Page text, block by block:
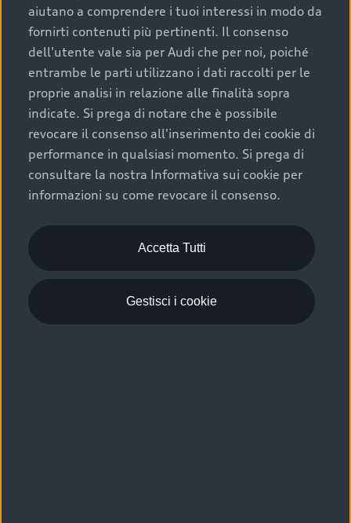
condizioni della carrozzeria e degli interni: una
buona conservazione evidenzia cura e attenzione del
precedente proprietario;
efficienza meccanica: motore, trasmissione e
componenti principali in ottimo stato garantiscono
prestazioni affidabili e sicure.
Acquistare un’auto usata in una Concessionaria ufficiale
Audi che offre l’usato garantito tramite Audi Prima
Scelta :plus, significa affidarsi ad un prodotto che viene
sottoposto a 110 controlli approfonditi e coperto da
garanzia fino a 4 anni per una maggiore tutela del tuo
acquisto.
aiutano a comprendere i tuoi interessi in modo da
fornirti contenuti più pertinenti. Il consenso
dell'utente vale sia per Audi che per noi, poiché
entrambe le parti utilizzano i dati raccolti per le
proprie analisi in relazione alle finalità sopra
indicate. Si prega di notare che è possibile
revocare il consenso all'inserimento dei cookie di
performance in qualsiasi momento. Si prega di
consultare la nostra Informativa sui cookie per
informazioni su come revocare il consenso.
Accetta Tutti
Gestisci i cookie